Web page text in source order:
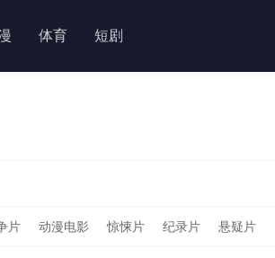
体育 短剧
片 动漫电影 惊悚片 纪录片 悬疑片